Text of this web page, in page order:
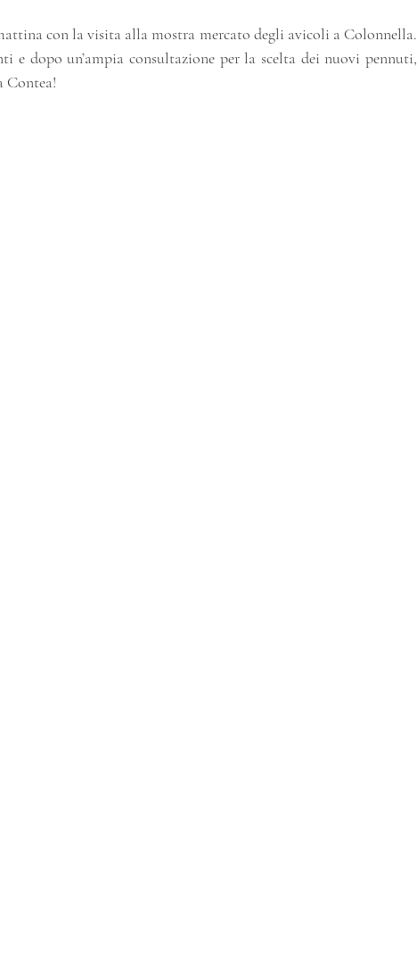
con la visita alla mostra mercato degli avicoli a Colonnella.
e dopo un’ampia consultazione per la scelta dei nuovi pennuti,
Contea!